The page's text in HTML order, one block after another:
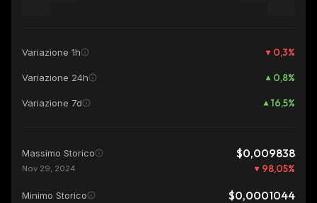
Variazione 1h 0,3%
Variazione 24h 0,8%
Variazione 7d 16,5%
Massimo Storico $0,009838
Nov 29, 2024 98,05%
Minimo Storico $0,0001044